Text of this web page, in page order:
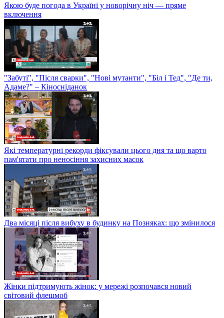
Якою буде погода в Україні у новорічну ніч — пряме
включення
"Забуті", "Після сварки", "Нові мутанти", "Біл і Тед", "Де ти,
Адаме?" – Кіносніданок
Які температурні рекорди фіксували цього дня та що варто
пам'ятати про неносіння захисних масок
Два місяці після вибуху в будинку на Позняках: що змінилося
Жінки підтримують жінок: у мережі розпочався новий
світовий флешмоб